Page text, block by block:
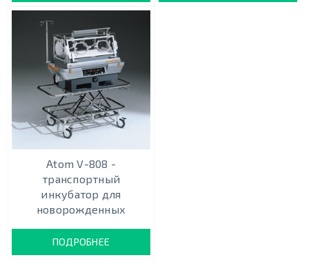
Atom V-808 -
транспортный
инкубатор для
новорожденных
ПОДРОБНЕЕ